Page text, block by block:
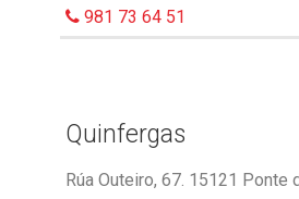
981 73 64 51
Quinfergas
Rúa Outeiro, 67. 15121 Ponte